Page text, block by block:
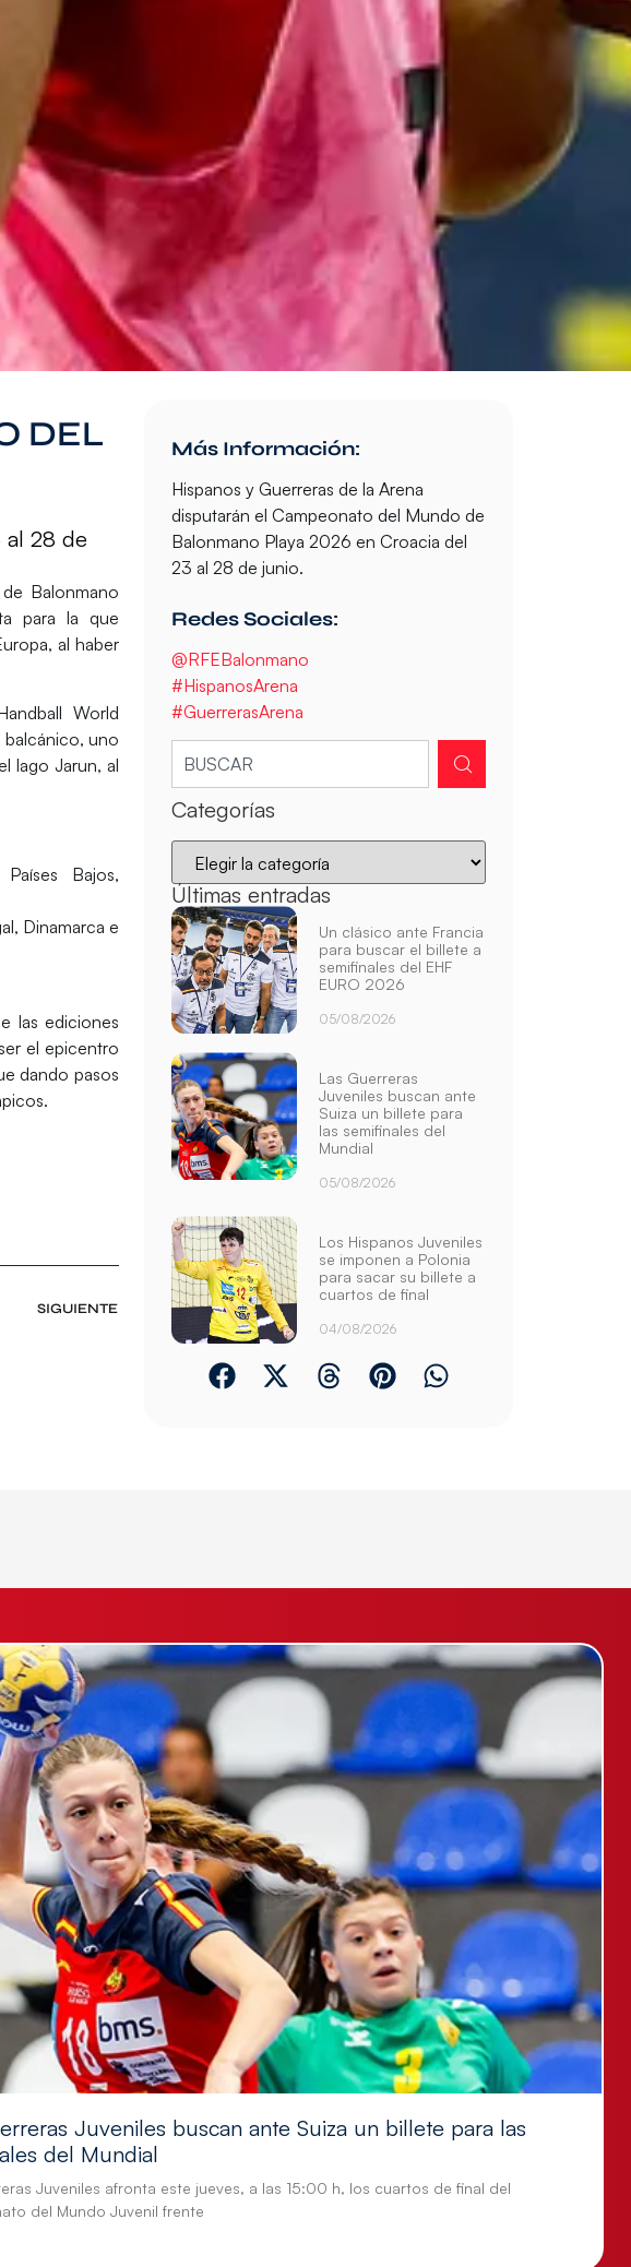
DEL
al 28 de
Balonmano
para la que
, al haber
World
balcánico, uno
lago Jarun, al
Bajos,
Dinamarca e
las ediciones
el epicentro
dando pasos
SIGUIENTE
Más Información:
Hispanos y Guerreras de la Arena
disputarán el Campeonato del Mundo de
Balonmano Playa 2026 en Croacia del
23 al 28 de junio.
Redes Sociales:
@RFEBalonmano
#HispanosArena
#GuerrerasArena
Categorías
Últimas entradas
Un clásico ante Francia
para buscar el billete a
semifinales del EHF
EURO 2026
05/08/2026
Las Guerreras
Juveniles buscan ante
Suiza un billete para
las semifinales del
Mundial
05/08/2026
Los Hispanos Juveniles
se imponen a Polonia
para sacar su billete a
cuartos de final
04/08/2026
Juveniles buscan ante Suiza un billete para las
del Mundial
Juveniles afronta este jueves, a las 15:00 h, los cuartos de final del
del Mundo Juvenil frente